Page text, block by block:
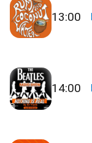
13:00
14:00